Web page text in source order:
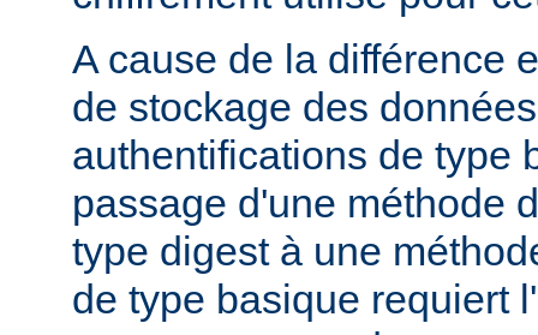
A cause de la différence
de stockage des
authentifications de type
passage d'une méthode
type digest à une
de type basique requiert